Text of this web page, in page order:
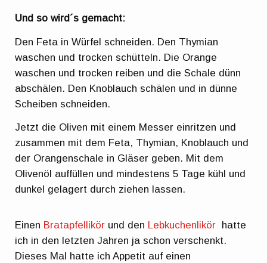
Und so wird´s gemacht:
Den Feta in Würfel schneiden. Den Thymian
waschen und trocken schütteln. Die Orange
waschen und trocken reiben und die Schale dünn
abschälen. Den Knoblauch schälen und in dünne
Scheiben schneiden.
Jetzt die Oliven mit einem Messer einritzen und
zusammen mit dem Feta, Thymian, Knoblauch und
der Orangenschale in Gläser geben. Mit dem
Olivenöl auffüllen und mindestens 5 Tage kühl und
dunkel gelagert durch ziehen lassen.
Einen Bratapfellikör und den Lebkuchenlikör hatte
ich in den letzten Jahren ja schon verschenkt.
Dieses Mal hatte ich Appetit auf einen